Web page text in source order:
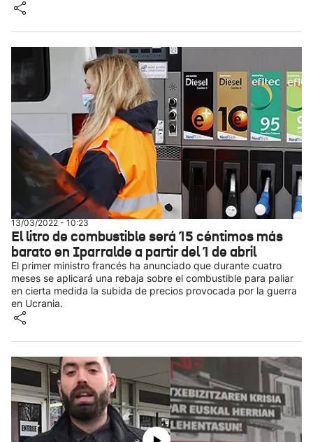
13/03/2022 - 10:23
El litro de combustible será 15 céntimos más
barato en Iparralde a partir del 1 de abril
El primer ministro francés ha anunciado que durante cuatro
meses se aplicará una rebaja sobre el combustible para paliar
en cierta medida la subida de precios provocada por la guerra
en Ucrania.